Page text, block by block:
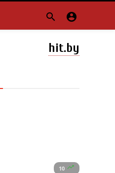
 
hit.by
10 